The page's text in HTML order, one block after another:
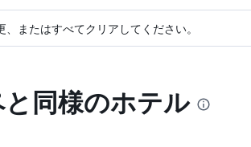
またはすべてクリアしてください。
同様のホテル